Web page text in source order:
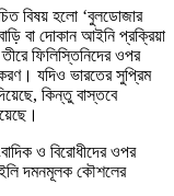
বিষয় হলো ‘বুলডোজার
বা দোকান আইনি প্রক্রিয়া
ফিলিস্তিনিদের ওপর
যদিও ভারতের সুপ্রিম
কিন্তু বাস্তবে
ও বিরোধীদের ওপর
দমনমূলক কৌশলের